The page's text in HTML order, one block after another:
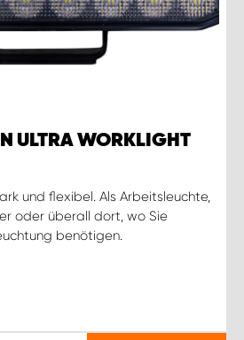
ULTRA WORKLIGHT
und flexibel. Als Arbeitsleuchte,
oder überall dort, wo Sie
benötigen.